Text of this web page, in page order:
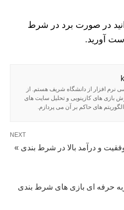
در صورت برد در شرط
آورید.
نرم افزار از دانشگاه شریف هستم. از
به آموزش بازی های کازینویی و تحلیل سایت های
های حاکم بر آن می پردازم.
NEXT
حرفه ای بازی های شرط بندی